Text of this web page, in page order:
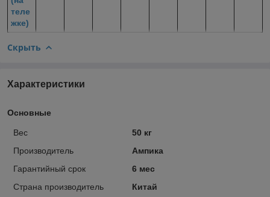
теле
жке)
Скрыть
Характеристики
Основные
Вес
50 кг
Производитель
Ампика
Гарантийный срок
6 мес
Страна производитель
Китай